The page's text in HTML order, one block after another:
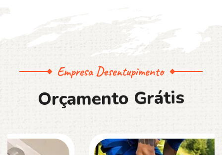
Empresa Desentupimento
Orçamento Grátis